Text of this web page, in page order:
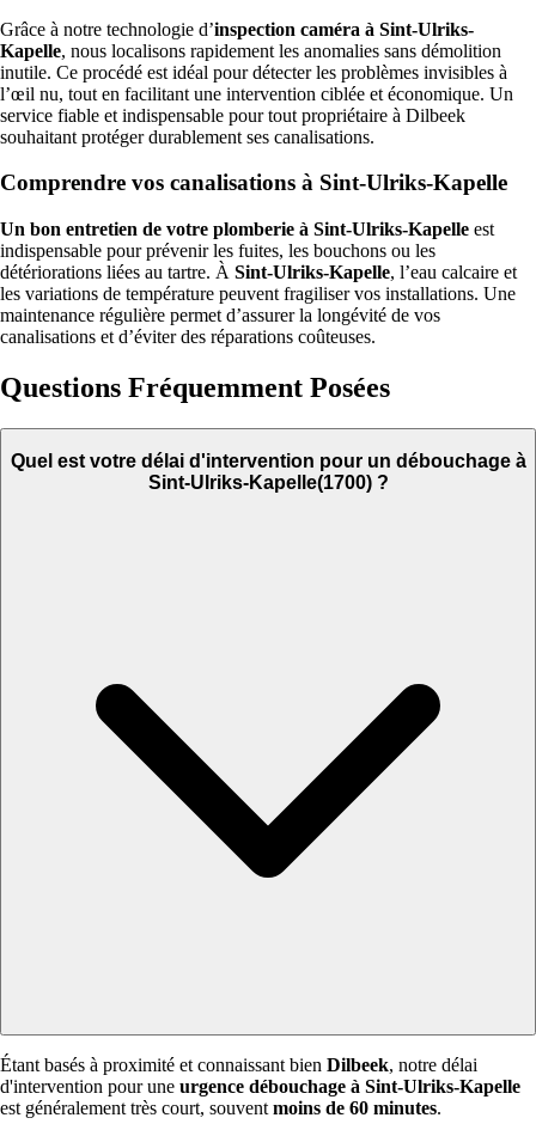
Grâce à notre technologie d’inspection caméra à Sint-Ulriks-
Kapelle, nous localisons rapidement les anomalies sans démolition
inutile. Ce procédé est idéal pour détecter les problèmes invisibles à
l’œil nu, tout en facilitant une intervention ciblée et économique. Un
service fiable et indispensable pour tout propriétaire à Dilbeek
souhaitant protéger durablement ses canalisations.
Comprendre vos canalisations à Sint-Ulriks-Kapelle
Un bon entretien de votre plomberie à Sint-Ulriks-Kapelle est
indispensable pour prévenir les fuites, les bouchons ou les
détériorations liées au tartre. À Sint-Ulriks-Kapelle, l’eau calcaire et
les variations de température peuvent fragiliser vos installations. Une
maintenance régulière permet d’assurer la longévité de vos
canalisations et d’éviter des réparations coûteuses.
Questions Fréquemment Posées
Quel est votre délai d'intervention pour un débouchage à
Sint-Ulriks-Kapelle(1700) ?
Étant basés à proximité et connaissant bien Dilbeek, notre délai
d'intervention pour une urgence débouchage à Sint-Ulriks-Kapelle
est généralement très court, souvent moins de 60 minutes.